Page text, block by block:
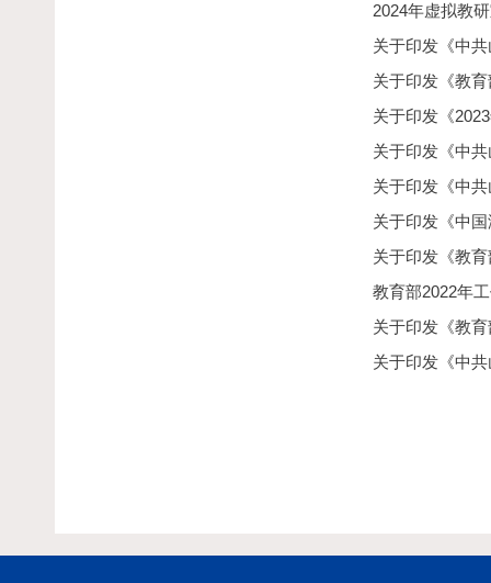
2024年虚拟教
关于印发《中
关于印发《教
关于印发《
关于印发《中
关于印发《中
关于印发《中
关于印发《教
教育部2022年
关于印发《教
关于印发《中